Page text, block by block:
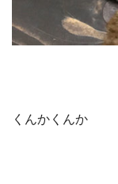
くんかくんか